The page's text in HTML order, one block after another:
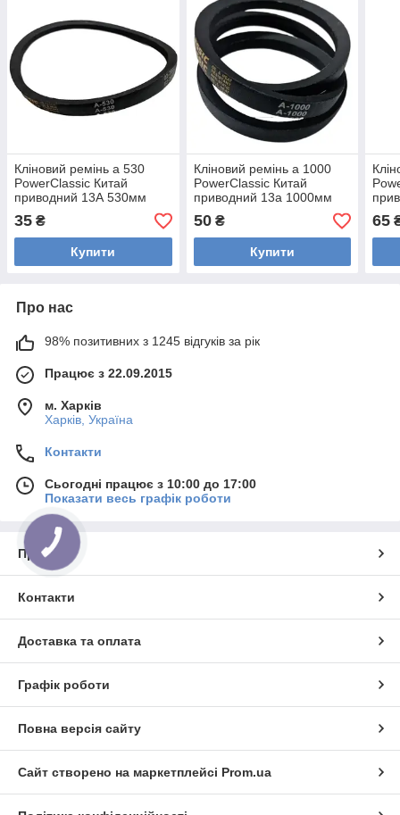
Кліновий ремінь а 530
PowerClassic Китай
приводний 13А 530мм
робочий контур шків 13х8
трапеція
35 ₴
Купити
Кліновий ремінь а 1000
PowerClassic Китай
приводний 13а 1000мм
робочий контур шків 13х8
трапеція
50₴
Купити
65
Про нас
98% позитивних з 1245 відгуків за рік
Працює з 22.09.2015
м. Харків
Харків, Україна
Контакти
Сьогодні працює з 10:00 до 17:00
Показати весь графік роботи
Про нас
Контакти
Доставка та оплата
Графік роботи
Повна версія сайту
Сайт створено на маркетплейсі Prom.ua